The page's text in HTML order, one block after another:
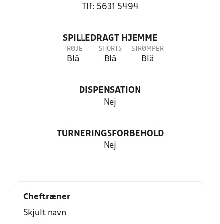
Tlf: 5631 5494
SPILLEDRAGT HJEMME
TRØJE
Blå
SHORTS
Blå
STRØMPER
Blå
DISPENSATION
Nej
TURNERINGSFORBEHOLD
Nej
Cheftræner
Skjult navn